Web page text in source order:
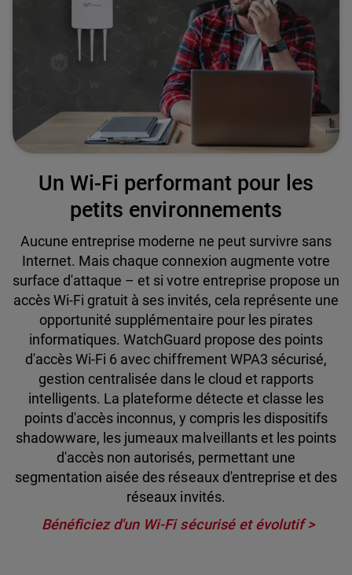
Un Wi-Fi performant pour les
petits environnements
Aucune entreprise moderne ne peut survivre sans
Internet. Mais chaque connexion augmente votre
surface d'attaque – et si votre entreprise propose un
accès Wi-Fi gratuit à ses invités, cela représente une
opportunité supplémentaire pour les pirates
informatiques. WatchGuard propose des points
d'accès Wi-Fi 6 avec chiffrement WPA3 sécurisé,
gestion centralisée dans le cloud et rapports
intelligents. La plateforme détecte et classe les
points d'accès inconnus, y compris les dispositifs
shadowware, les jumeaux malveillants et les points
d'accès non autorisés, permettant une
segmentation aisée des réseaux d'entreprise et des
réseaux invités.
Bénéficiez d'un Wi-Fi sécurisé et évolutif